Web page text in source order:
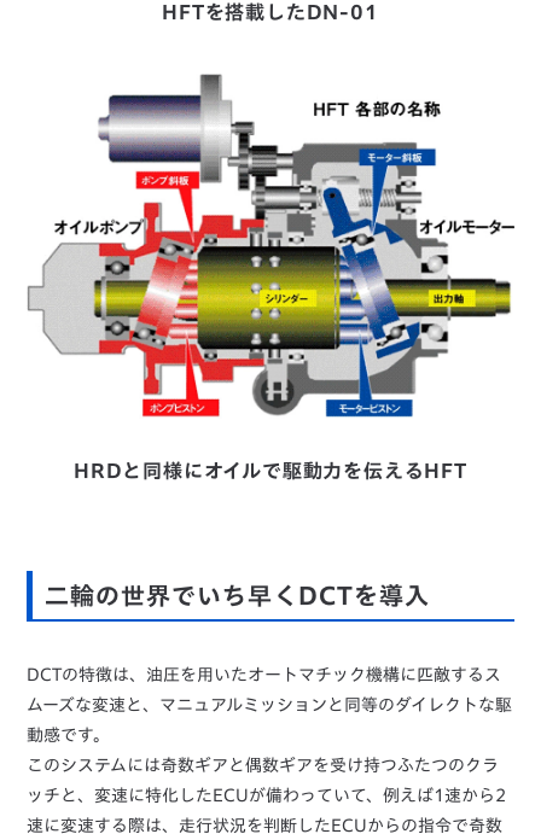
HFTを搭載したDN-01
HRDと同様にオイルで駆動力を伝えるHFT
二輪の世界でいち早くDCTを導入
DCTの特徴は、油圧を用いたオートマチック機構に匹敵するス
ムーズな変速と、マニュアルミッションと同等のダイレクトな駆
動感です。
このシステムには奇数ギアと偶数ギアを受け持つふたつのクラ
ッチと、変速に特化したECUが備わっていて、例えば1速から2
速に変速する際は、走行状況を判断したECUからの指令で奇数